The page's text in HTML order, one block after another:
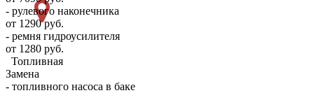
- рулевого наконечника
от 1290 руб.
- ремня гидроусилителя
от 1280 руб.
Топливная
Замена
- топливного насоса в баке